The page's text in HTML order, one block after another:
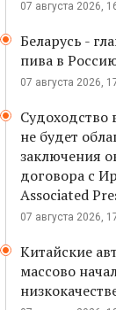
07 августа 2026,
Беларусь -
пива в
07 августа 2026,
Судоходство
не будет
заключения
договора с
Associated
07 августа 2026,
Китайские
массово